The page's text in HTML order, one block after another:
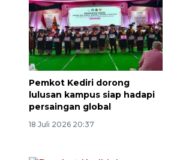
Pemkot Kediri dorong
lulusan kampus siap hadapi
persaingan global
18 Juli 2026 20:37